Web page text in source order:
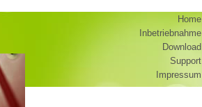
Home
Inbetriebnahme
Download
Support
Impressum